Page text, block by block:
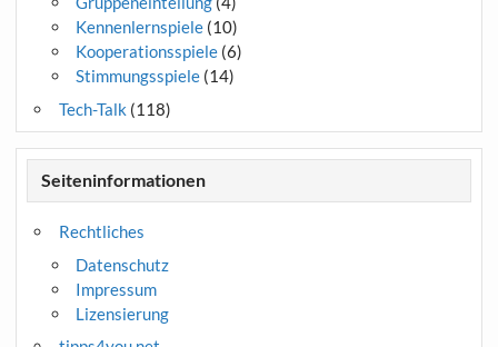
Kennenlernspiele(10)
Kooperationsspiele(6)
Stimmungsspiele(14)
Tech-Talk (118)
Seiteninformationen
Rechtliches
Datenschutz
Impressum
Lizensierung